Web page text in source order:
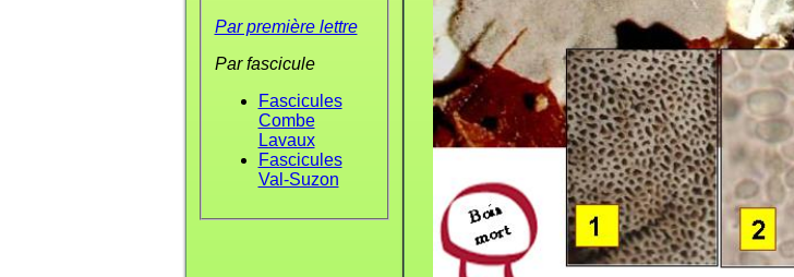
Par première lettre
Par fascicule
Fascicules
Combe
Lavaux
Fascicules
Val-Suzon